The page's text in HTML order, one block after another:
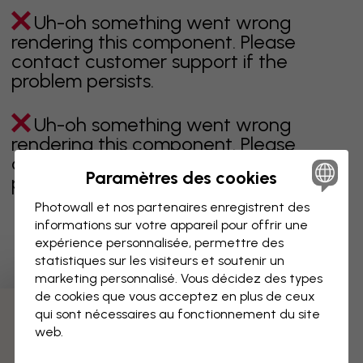
Uh-oh something went wrong
rendering this component. Please
contact customer support if the
problem persists.
Uh-oh something went wrong
rendering this component. Please
contact customer support if the
problem persists.
Page 1 sur 13 pages
Découvrez plus de catégories
Paramètres des cookies
Photowall et nos partenaires enregistrent des
informations sur votre appareil pour offrir une
expérience personnalisée, permettre des
statistiques sur les visiteurs et soutenir un
marketing personnalisé. Vous décidez des types
de cookies que vous acceptez en plus de ceux
qui sont nécessaires au fonctionnement du site
web.